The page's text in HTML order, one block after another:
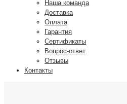
Наша команда
Доставка
Оплата
Гарантия
Сертификаты
Вопрос-ответ
Отзывы
Контакты